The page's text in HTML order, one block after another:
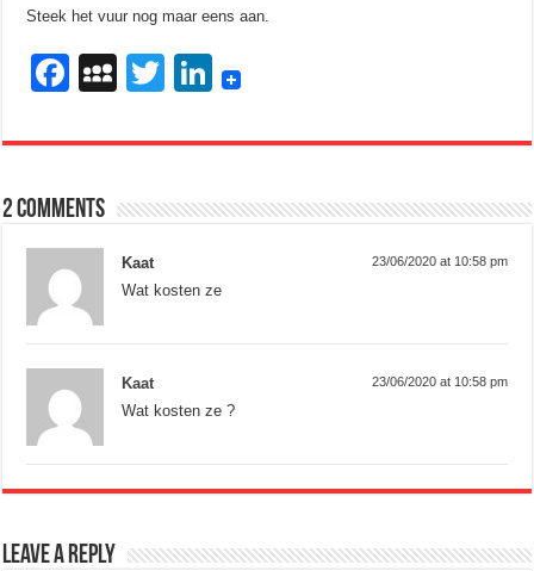
Steek het vuur nog maar eens aan.
F
c
e
b
o
o
k
M
S
a
c
e
T
tt
Li
k
dI
2 comments
Kaat 23/06/2020 at 10:58 pm
Wat kosten ze
Kaat 23/06/2020 at 10:58 pm
Wat kosten ze ?
Leave a Reply